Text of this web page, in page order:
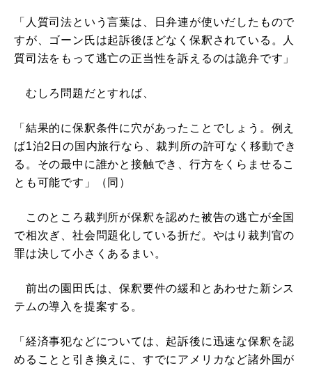
「人質司法という言葉は、日弁連が使いだしたもので
すが、ゴーン氏は起訴後ほどなく保釈されている。人
質司法をもって逃亡の正当性を訴えるのは詭弁です」
むしろ問題だとすれば、
「結果的に保釈条件に穴があったことでしょう。例え
ば1泊2日の国内旅行なら、裁判所の許可なく移動でき
る。その最中に誰かと接触でき、行方をくらませるこ
とも可能です」（同）
このところ裁判所が保釈を認めた被告の逃亡が全国
で相次ぎ、社会問題化している折だ。やはり裁判官の
罪は決して小さくあるまい。
前出の園田氏は、保釈要件の緩和とあわせた新シス
テムの導入を提案する。
「経済事犯などについては、起訴後に迅速な保釈を認
めることと引き換えに、すでにアメリカなど諸外国が